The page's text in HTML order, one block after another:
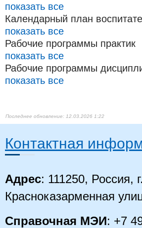
показать все
Календарный план
показать все
Рабочие программы практик
показать все
Рабочие программы
показать все
12.03.2026 1:22
Контактная
Адрес: 111250, Россия,
Красноказарменная
Справочная МЭИ: +7